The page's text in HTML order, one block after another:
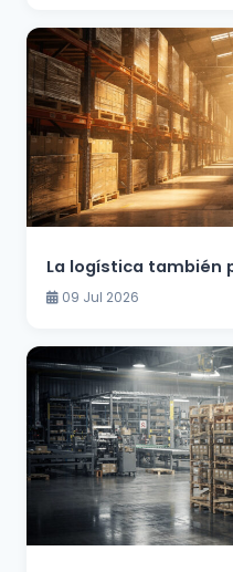
La logística también
09 Jul 2026